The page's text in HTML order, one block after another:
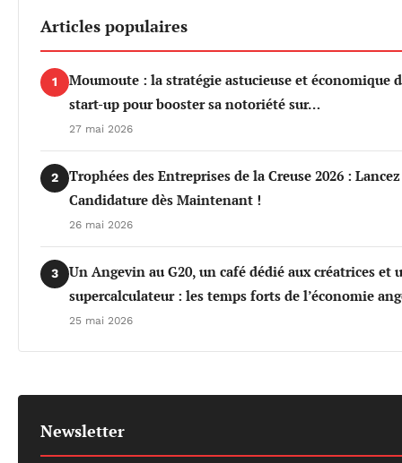
Articles populaires
1
Moumoute : la stratégie astucieuse et économique
start-up pour booster sa notoriété sur…
27 mai 2026
2
Trophées des Entreprises de la Creuse 2026 :
Candidature dès Maintenant !
26 mai 2026
3
Un Angevin au G20, un café dédié aux créatrices et
supercalculateur : les temps forts de l’économie
25 mai 2026
Newsletter